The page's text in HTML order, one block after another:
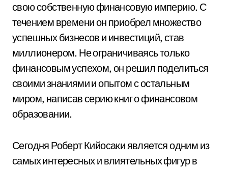
свою собственную финансовую империю. С
течением времени он приобрел множество
успешных бизнесов и инвестиций, став
миллионером. Не ограничиваясь только
финансовым успехом, он решил поделиться
своими знаниями и опытом с остальным
миром, написав серию книг о финансовом
образовании.
Сегодня Роберт Кийосаки является одним из
самых интересных и влиятельных фигур в